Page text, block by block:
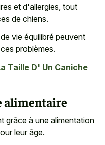
et d'allergies, tout
de chiens.
vie équilibré peuvent
problèmes.
Taille D' Un Caniche
alimentaire
grâce à une alimentation
leur âge.